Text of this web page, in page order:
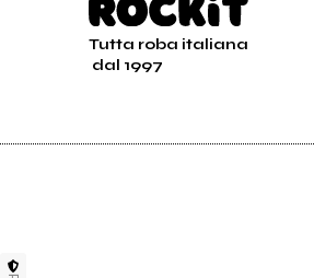
Tutta roba italiana
dal 1997